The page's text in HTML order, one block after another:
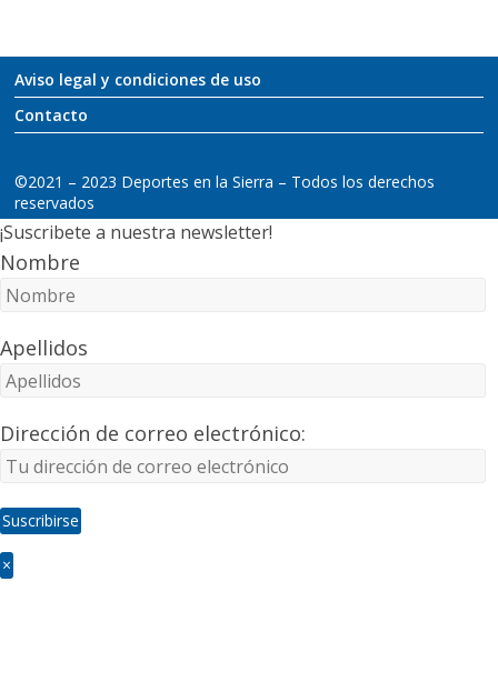
Aviso legal y condiciones de uso
Contacto
©2021 – 2023 Deportes en la Sierra – Todos los derechos
reservados
¡Suscribete a nuestra newsletter!
Nombre
Apellidos
Dirección de correo electrónico:
×